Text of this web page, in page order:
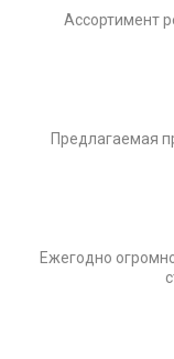
Ассортимент
Предлагаемая
Ежегодно